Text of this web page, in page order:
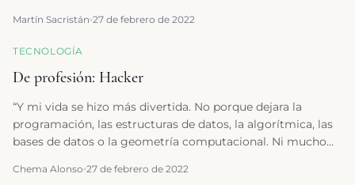
esas nuevas formas de relacionarnos con las empresas, la
administración, y el ocio, vuelve a predominar el miedo.
Martín Sacristán 27 de febrero de 2022
TECNOLOGÍA
De profesión: Hacker
“Y mi vida se hizo más divertida. No porque dejara la
programación, las estructuras de datos, la algorítmica, las
bases de datos o la geometría computacional. Ni mucho
me gustaba se sigue utilizando, pero a otro nivel. Y porque
Chema Alonso 27 de febrero de 2022